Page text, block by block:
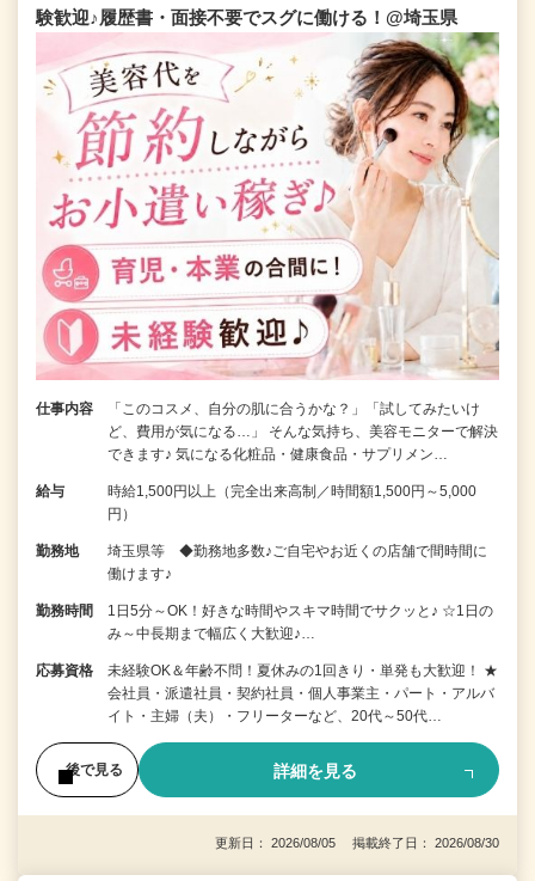
験歓迎♪履歴書・面接不要でスグに働ける！@埼玉県
仕事内容
「このコスメ、自分の肌に合うかな？」「試してみたいけ
ど、費用が気になる…」 そんな気持ち、美容モニターで解決
できます♪ 気になる化粧品・健康食品・サプリメン…
給与
時給1,500円以上（完全出来高制／時間額1,500円～5,000
円）
勤務地
埼玉県等 ◆勤務地多数♪ご自宅やお近くの店舗で間時間に
働けます♪
勤務時間
1日5分～OK！好きな時間やスキマ時間でサクッと♪ ☆1日の
み～中長期まで幅広く大歓迎♪…
応募資格
未経験OK＆年齢不問！夏休みの1回きり・単発も大歓迎！ ★
会社員・派遣社員・契約社員・個人事業主・パート・アルバ
イト・主婦（夫）・フリーターなど、20代～50代…
後で見る 詳細を見る
更新日： 2026/08/05 掲載終了日： 2026/08/30